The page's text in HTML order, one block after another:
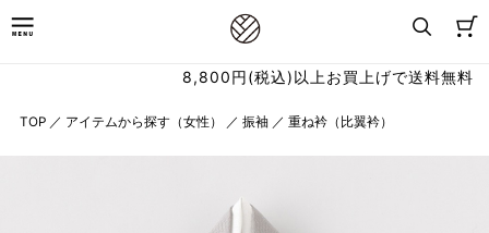
8,800円(税込)以上お買上げで送料無料
TOP ／ アイテムから探す（女性） ／ 振袖 ／ 重ね衿（比翼衿）